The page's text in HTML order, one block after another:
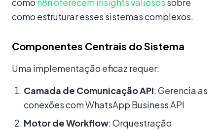
como estruturar esses sistemas complexos.
Componentes Centrais do Sistema
Uma implementação eficaz requer:
Camada de Comunicação API: Gerencia as
conexões com WhatsApp Business API
Motor de Workflow: Orquestração